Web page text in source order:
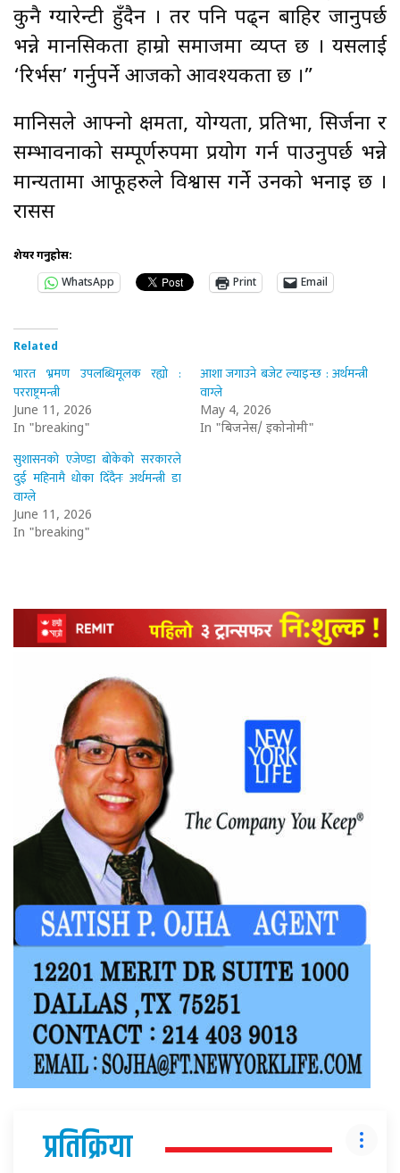
कुनै ग्यारेन्टी हुँदैन । तर पनि पढ्न बाहिर जानुपर्छ
भन्ने मानसिकता हाम्रो समाजमा व्यप्त छ । यसलाई
‘रिर्भस’ गर्नुपर्ने आजको आवश्यकता छ ।”
मानिसले आफ्नो क्षमता, योग्यता, प्रतिभा, सिर्जना र
सम्भावनाको सम्पूर्णरुपमा प्रयोग गर्न पाउनुपर्छ भन्ने
मान्यतामा आफूहरुले विश्वास गर्ने उनको भनाइ छ ।
रासस
शेयर गर्नुहोस:
WhatsApp
Print Email
Related
भारत भ्रमण उपलब्धिमूलक रह्यो :
परराष्ट्रमन्त्री
June 11, 2026
In "breaking"
आशा जगाउने बजेट ल्याइन्छ : अर्थमन्त्री
वाग्ले
May 4, 2026
In "बिजनेस/ इकोनोमी"
सुशासनको एजेण्डा बोकेको सरकारले
दुई महिनामै धोका दिँदैनः अर्थमन्त्री डा
वाग्ले
June 11, 2026
In "breaking"
प्रतिक्रिया